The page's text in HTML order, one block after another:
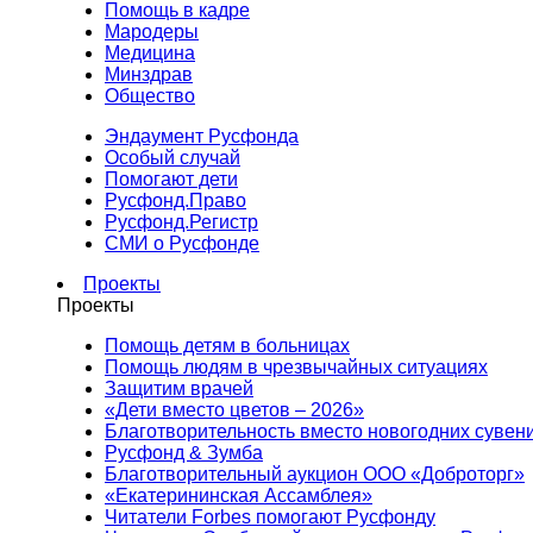
Помощь в кадре
Мародеры
Медицина
Минздрав
Общество
Эндаумент Русфонда
Особый случай
Помогают дети
Русфонд.Право
Русфонд.Регистр
СМИ о Русфонде
Проекты
Проекты
Помощь детям в больницах
Помощь людям в чрезвычайных ситуациях
Защитим врачей
«Дети вместо цветов – 2026»
Благотворительность вместо новогодних
Русфонд & Зумба
Благотворительный аукцион ООО «Доброторг»
«Екатерининская Ассамблея»
Читатели Forbes помогают Русфонду